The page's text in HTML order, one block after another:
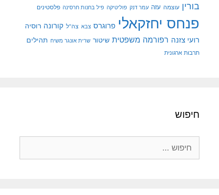
בורין עוצמה עזה עמר דנק פוליטיקה פיל בחנות חרסינה פלסטינים
פנחס יחזקאלי פרוגרס צבא צה"ל קורונה רוסיה
רועי צזנה רפורמה משפטית שיטור שרית אונגר משיח תהילים
תרבות ארגונית
חיפוש